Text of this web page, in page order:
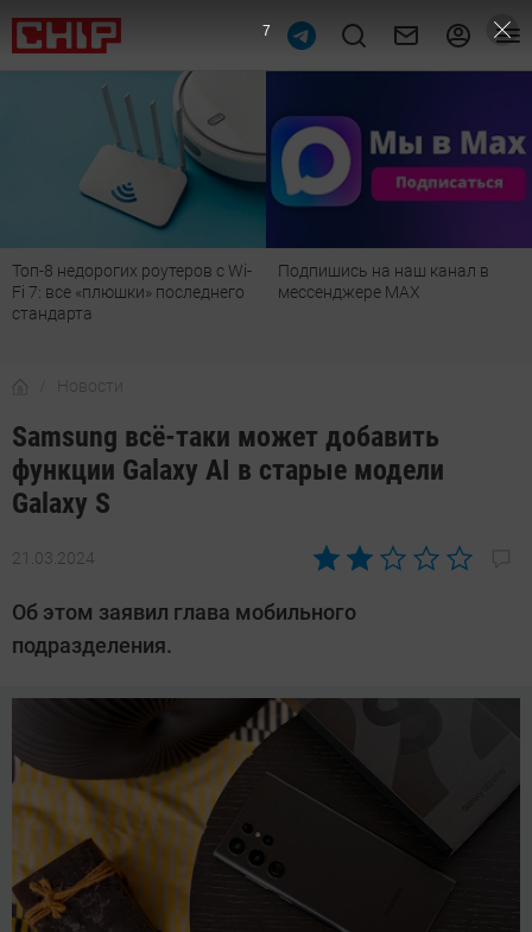
роутеров с Wi-
последнего
Подпишись на наш канал в
мессенджере МАХ
Рейтинг
Новости
Samsung всё-таки может добавить
функции Galaxy AI в старые модели
Galaxy S
21.03.2024
Автор:
Довлатова
Об этом заявил глава мобильного
подразделения.
6